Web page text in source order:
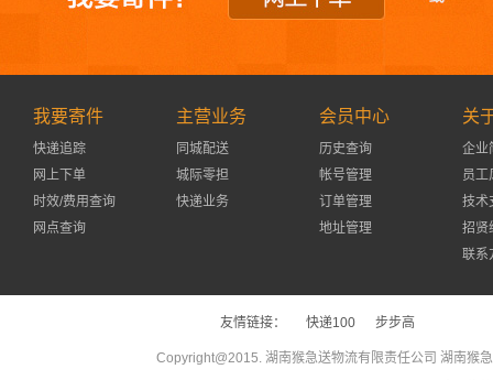
我要寄件
快递追踪
网上下单
时效/费用查询
网点查询
主营业务
同城配送
城际零担
快递业务
会员中心
历史查询
帐号管理
订单管理
地址管理
关
企业
员工
技术
招贤
联系
友情链接： 快递100 步步高
Copyright@2015. 湖南猴急送物流有限责任公司 湖南猴